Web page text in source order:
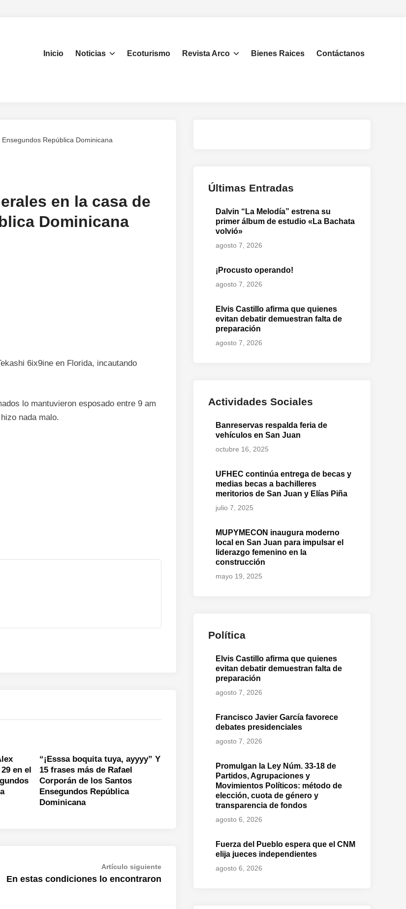
Inicio
Noticias Ecoturismo Revista Arco Bienes Raices Contáctanos
República Dominicana
en la casa de
Dominicana
6ix9ine en Florida, incautando
lo mantuvieron esposado entre 9 am
nada malo.
en el
“¡Esssa boquita tuya, ayyyy” Y
15 frases más de Rafael
Corporán de los Santos
Ensegundos República
Dominicana
Artículo siguienteArtículo
En estas condiciones lo encontraron
Últimas Entradas
Dalvin “La Melodía” estrena su
primer álbum de estudio «La Bachata
volvió»
agosto 7, 2026
¡Procusto operando!
agosto 7, 2026
Elvis Castillo afirma que quienes
evitan debatir demuestran falta de
preparación
agosto 7, 2026
Actividades Sociales
Banreservas respalda feria de
vehículos en San Juan
octubre 16, 2025
UFHEC continúa entrega de becas y
medias becas a bachilleres
meritorios de San Juan y Elías Piña
julio 7, 2025
MUPYMECON inaugura moderno
local en San Juan para impulsar el
liderazgo femenino en la
construcción
mayo 19, 2025
Política
Elvis Castillo afirma que quienes
evitan debatir demuestran falta de
preparación
agosto 7, 2026
Francisco Javier García favorece
debates presidenciales
agosto 7, 2026
Promulgan la Ley Núm. 33-18 de
Partidos, Agrupaciones y
Movimientos Políticos: método de
elección, cuota de género y
transparencia de fondos
agosto 6, 2026
Fuerza del Pueblo espera que el CNM
elija jueces independientes
agosto 6, 2026